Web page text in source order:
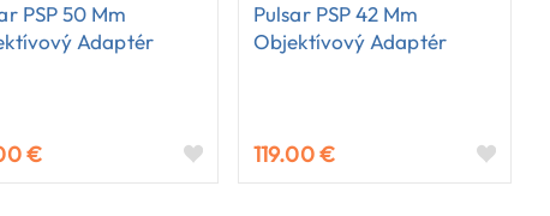
PSP 50 Mm
Adaptér
€
Pulsar PSP 42 Mm
Objektívový Adaptér
119.00 €